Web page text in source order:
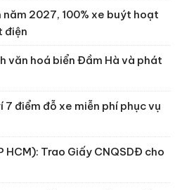
2027, 100% xe buýt hoạt
điện
văn hoá biển Đầm Hà và phát
7 điểm đỗ xe miễn phí phục vụ
HCM): Trao Giấy CNQSDĐ cho